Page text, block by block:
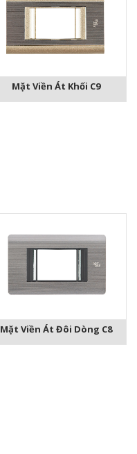
Mặt Viền Át Khối C9
Mặt Viền Át Đôi Dòng C8